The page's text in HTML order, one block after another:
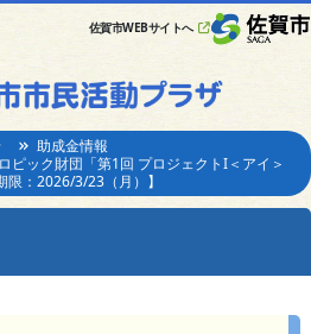
佐賀市WEBサイトへ
助成金情報
ピック財団「第1回 プロジェクトI＜アイ＞
：2026/3/23（月）】